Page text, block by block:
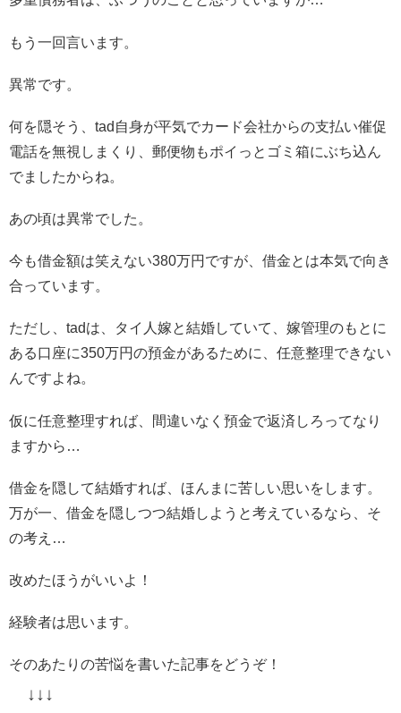
もう一回言います。
異常です。
何を隠そう、tad自身が平気でカード会社からの支払い催促
電話を無視しまくり、郵便物もポイっとゴミ箱にぶち込ん
でましたからね。
あの頃は異常でした。
今も借金額は笑えない380万円ですが、借金とは本気で向き
合っています。
ただし、tadは、タイ人嫁と結婚していて、嫁管理のもとに
ある口座に350万円の預金があるために、任意整理できない
んですよね。
仮に任意整理すれば、間違いなく預金で返済しろってなり
ますから…
借金を隠して結婚すれば、ほんまに苦しい思いをします。
万が一、借金を隠しつつ結婚しようと考えているなら、そ
の考え…
改めたほうがいいよ！
経験者は思います。
そのあたりの苦悩を書いた記事をどうぞ！
↓↓↓